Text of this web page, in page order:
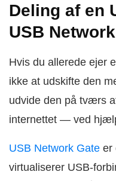
Deling af en
USB
Hvis du allerede ejer
ikke at udskifte den
udvide den på tværs
internettet — ved
USB Network Gate er
virtualiserer USB-